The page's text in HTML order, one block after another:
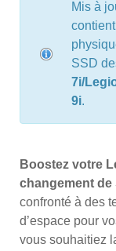
Mis à
SSD
7i/
9i.
Boostez votre
changement de
confronté à des
d’espace pour
vous souhaitiez